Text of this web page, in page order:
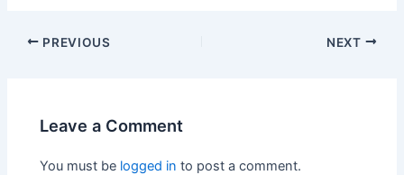
PREVIOUS NEXT
Leave a Comment
You must be logged in to post a comment.